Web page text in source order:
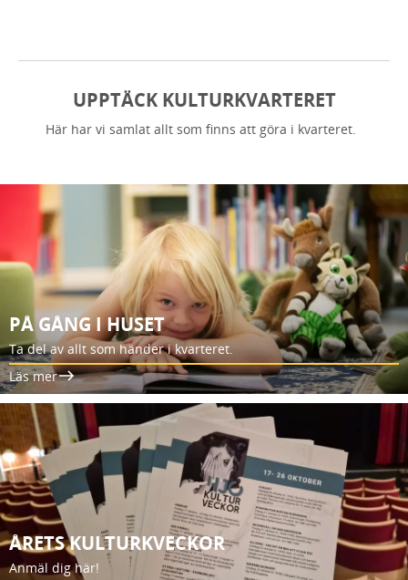
UPPTÄCK KULTURKVARTERET
Här har vi samlat allt som finns att göra i kvarteret.
PÅ GÅNG I HUSET
Ta del av allt som händer i kvarteret.
Läs mer
ÅRETS KULTURKVECKOR
Anmäl dig här!